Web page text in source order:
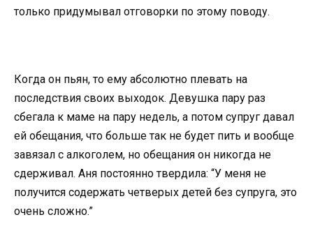
только придумывал отговорки по этому поводу.
Когда он пьян, то ему абсолютно плевать на
последствия своих выходок. Девушка пару раз
сбегала к маме на пару недель, а потом супруг давал
ей обещания, что больше так не будет пить и вообще
завязал с алкоголем, но обещания он никогда не
сдерживал. Аня постоянно твердила: “У меня не
получится содержать четверых детей без супруга, это
очень сложно.”